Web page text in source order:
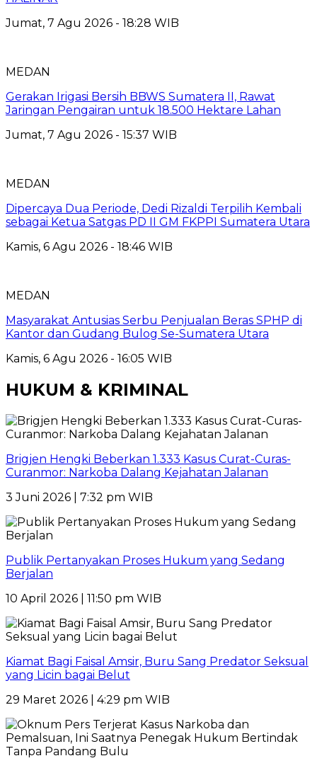
Jumat, 7 Agu 2026 - 18:28 WIB
MEDAN
Gerakan Irigasi Bersih BBWS Sumatera II, Rawat
Jaringan Pengairan untuk 18.500 Hektare Lahan
Jumat, 7 Agu 2026 - 15:37 WIB
MEDAN
Dipercaya Dua Periode, Dedi Rizaldi Terpilih Kembali
sebagai Ketua Satgas PD II GM FKPPI Sumatera Utara
Kamis, 6 Agu 2026 - 18:46 WIB
MEDAN
Masyarakat Antusias Serbu Penjualan Beras SPHP di
Kantor dan Gudang Bulog Se-Sumatera Utara
Kamis, 6 Agu 2026 - 16:05 WIB
HUKUM & KRIMINAL
Brigjen Hengki Beberkan 1.333 Kasus Curat-Curas-
Curanmor: Narkoba Dalang Kejahatan Jalanan
3 Juni 2026 | 7:32 pm WIB
Publik Pertanyakan Proses Hukum yang Sedang
Berjalan
10 April 2026 | 11:50 pm WIB
Kiamat Bagi Faisal Amsir, Buru Sang Predator Seksual
yang Licin bagai Belut
29 Maret 2026 | 4:29 pm WIB